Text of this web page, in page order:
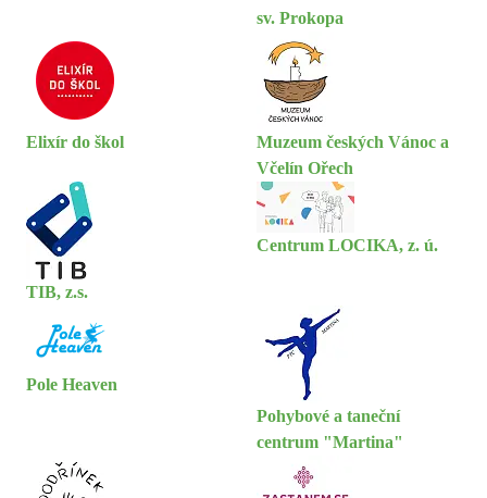
sv. Prokopa
Elixír do škol
Muzeum českých Vánoc a
Včelín Ořech
TIB, z.s.
Centrum LOCIKA, z. ú.
Pole Heaven
Pohybové a taneční
centrum "Martina"